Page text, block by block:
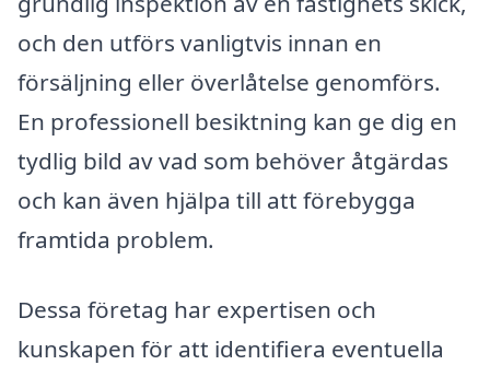
och den utförs vanligtvis innan en
försäljning eller överlåtelse genomförs.
En professionell besiktning kan ge dig en
tydlig bild av vad som behöver åtgärdas
och kan även hjälpa till att förebygga
framtida problem.
Dessa företag har expertisen och
kunskapen för att identifiera eventuella